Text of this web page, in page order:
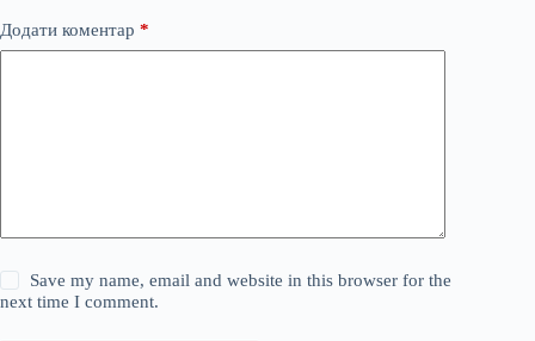
Додати коментар *
Save my name, email and website in this browser for the
next time I comment.